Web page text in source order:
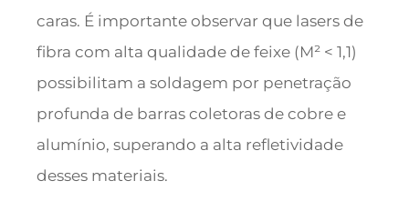
caras. É importante observar que lasers de
fibra com alta qualidade de feixe (M² < 1,1)
possibilitam a soldagem por penetração
profunda de barras coletoras de cobre e
alumínio, superando a alta refletividade
desses materiais.